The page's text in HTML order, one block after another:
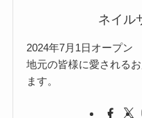
ネイル
2024年7月1日オープン
地元の皆様に愛される
ます。